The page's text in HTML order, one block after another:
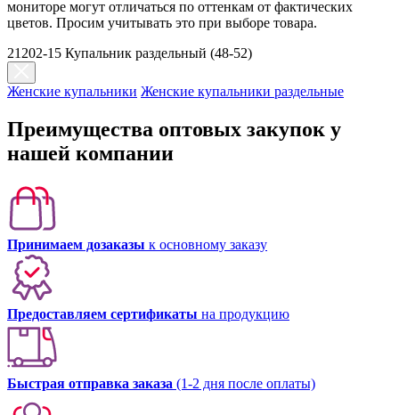
мониторе могут отличаться по оттенкам от фактических
цветов. Просим учитывать это при выборе товара.
21202-15 Купальник раздельный (48-52)
Женские купальники Женские купальники раздельные
Преимущества оптовых закупок у
нашей компании
Принимаем дозаказы к основному заказу
Предоставляем сертификаты на продукцию
Быстрая отправка заказа (1-2 дня после оплаты)